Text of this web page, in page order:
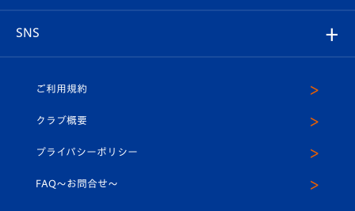
ホームタウン
平和祈念活動
プレイヤーズスイート
店舗情報
U-18
スクール
SNS
ヴィヴィくんインスタグラム
公式LINE＠
ご利用規約
クラブ概要
プライバシーポリシー
FAQ〜お問合せ〜